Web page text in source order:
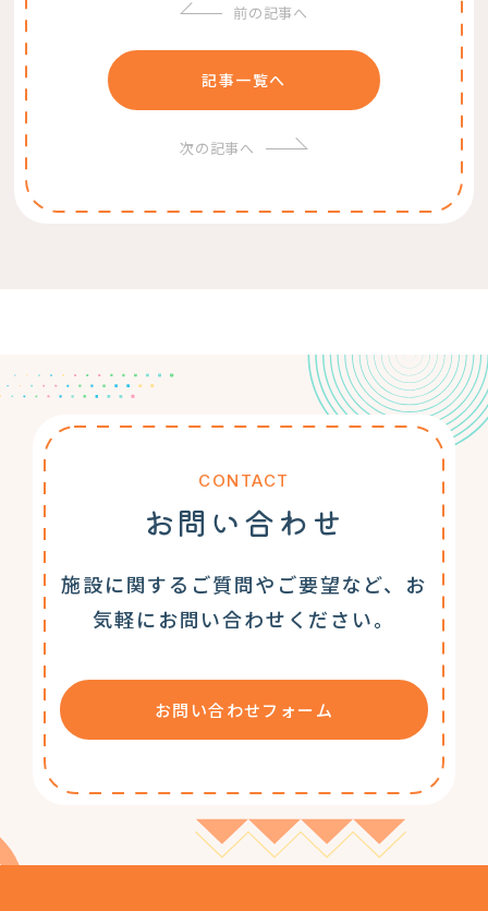
前の記事へ
記事一覧へ
次の記事へ
CONTACT
お問い合わせ
施設に関するご質問やご要望など、お
気軽にお問い合わせください。
お問い合わせフォーム